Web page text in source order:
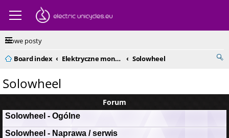
Nowe posty
Board index
Elektryczne monocykle - kompendium Solowheel
Solowheel
Forum
Solowheel - Ogólne
Solowheel - Naprawa / serwis